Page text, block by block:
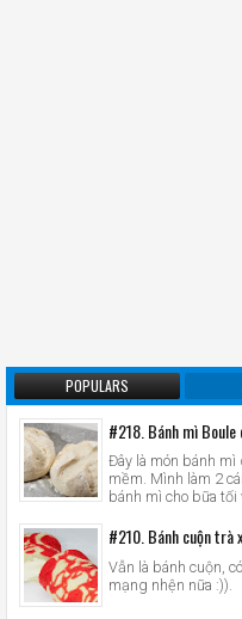
POPULARS
#218. Bánh mì Boule
Đây là món bánh mì
mềm. Mình làm 2
bánh mì cho bữa tối
#210. Bánh cuộn trà
Vẫn là bánh cuộn,
mạng nhện nữa :)).